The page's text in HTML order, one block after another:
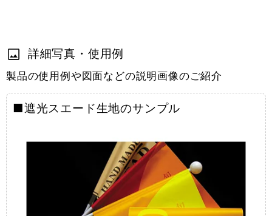
詳細写真・使用例
製品の使用例や図面などの説明画像のご紹介
■遮光スエード生地のサンプル